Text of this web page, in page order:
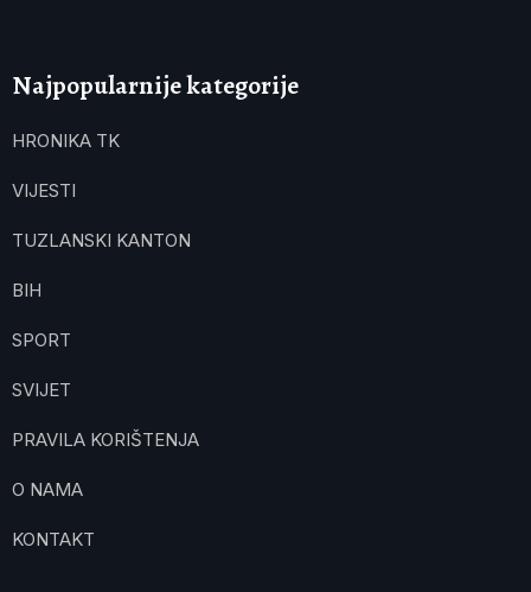
Najpopularnije kategorije
HRONIKA TK
VIJESTI
TUZLANSKI KANTON
BIH
SPORT
SVIJET
PRAVILA KORIŠTENJA
O NAMA
KONTAKT